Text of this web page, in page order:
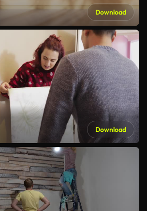
Download
Download